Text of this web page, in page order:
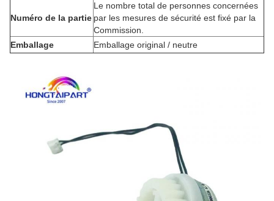
Numéro de la partie
Le nombre total de personnes concernées
par les mesures de sécurité est fixé par la
Commission.
Emballage
Emballage original / neutre